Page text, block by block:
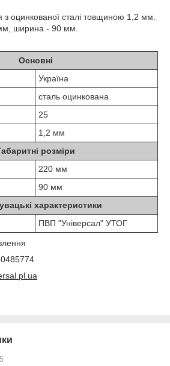
з оцинкованої сталі товщиною 1,2 мм.
ширина - 90 мм.
Основні
Україна
сталь оцинкована
25
1,2 мм
розміри
220 мм
90 мм
характеристики
ПВП "Універсал" УТОГ